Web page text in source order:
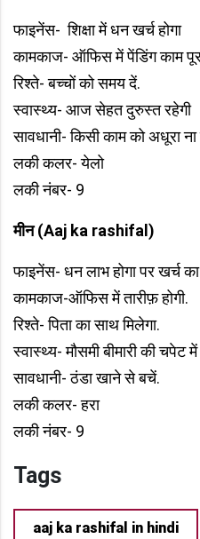
फाइनेंस- शिक्षा में धन खर्च होगा
कामकाज- ऑफिस में पेंडिंग काम
रिश्ते- बच्चों को समय दें.
स्वास्थ्य- आज सेहत दुरुस्त रहेगी
सावधानी- किसी काम को अधूरा
लकी कलर- येलो
लकी नंबर- 9
मीन (Aaj ka rashifal)
फाइनेंस- धन लाभ होगा पर खर्च का
कामकाज-ऑफिस में तारीफ़ होगी.
रिश्ते- पिता का साथ मिलेगा.
स्वास्थ्य- मौसमी बीमारी की
सावधानी- ठंडा खाने से बचें.
लकी कलर- हरा
लकी नंबर- 9
Tags
aaj ka rashifal in hindi